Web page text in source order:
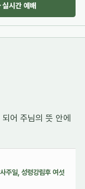
실시간 예배
어 주님의 뜻 안에
일, 성령강림후 여섯